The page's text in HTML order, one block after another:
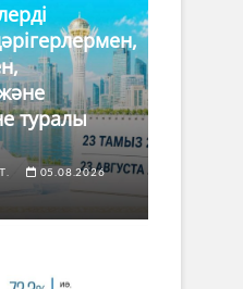
туралы
05.08.2026